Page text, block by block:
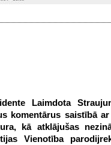
Laimdota
komentārus saistībā
kā atklājušas
Vienotība